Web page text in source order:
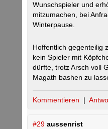
Wunschspieler und
mitzumachen, bei
Winterpause.
Hoffentlich gegenteilig
kein Spieler mit
dürfte, trotz Arsch voll
Magath bashen zu
Kommentieren |
#29 aussenrist